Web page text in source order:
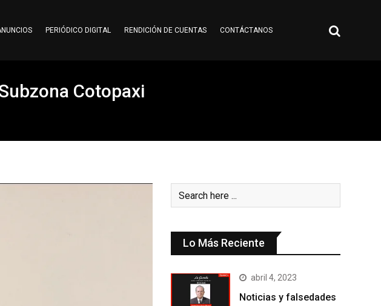
PERIÓDICO DIGITAL RENDICIÓN DE CUENTAS CONTÁCTANOS
Cotopaxi
Lo Más Reciente
abril 4, 2023
Noticias y falsedades